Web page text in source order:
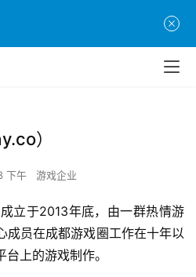
）
下午 游戏企业
立于2013年底，由一群热情游
成员在成都游戏圈工作在十年以
上的游戏制作。